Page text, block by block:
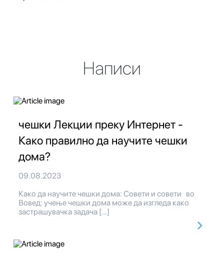
Написи
чешки Лекции преку Интернет -
Како правилно да научите чешки
дома?
09.08.2023
Како да научите чешки дома: Совети и совети во
Вовед: учење чешки дома може да изгледа како
застрашувачка задача […]